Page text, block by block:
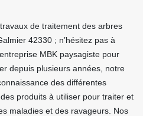
de traitement des arbres
42330 ; n’hésitez pas à
MBK paysagiste pour
depuis plusieurs années, notre
des différentes
produits à utiliser pour traiter et
maladies et des ravageurs. Nos